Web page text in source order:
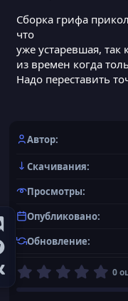
Сборка грифа
что
уже устаревшая, так
из времен когда
Надо переставить
Автор
Скачивания
Просмотры
Опубликовано
Обновление
0
0